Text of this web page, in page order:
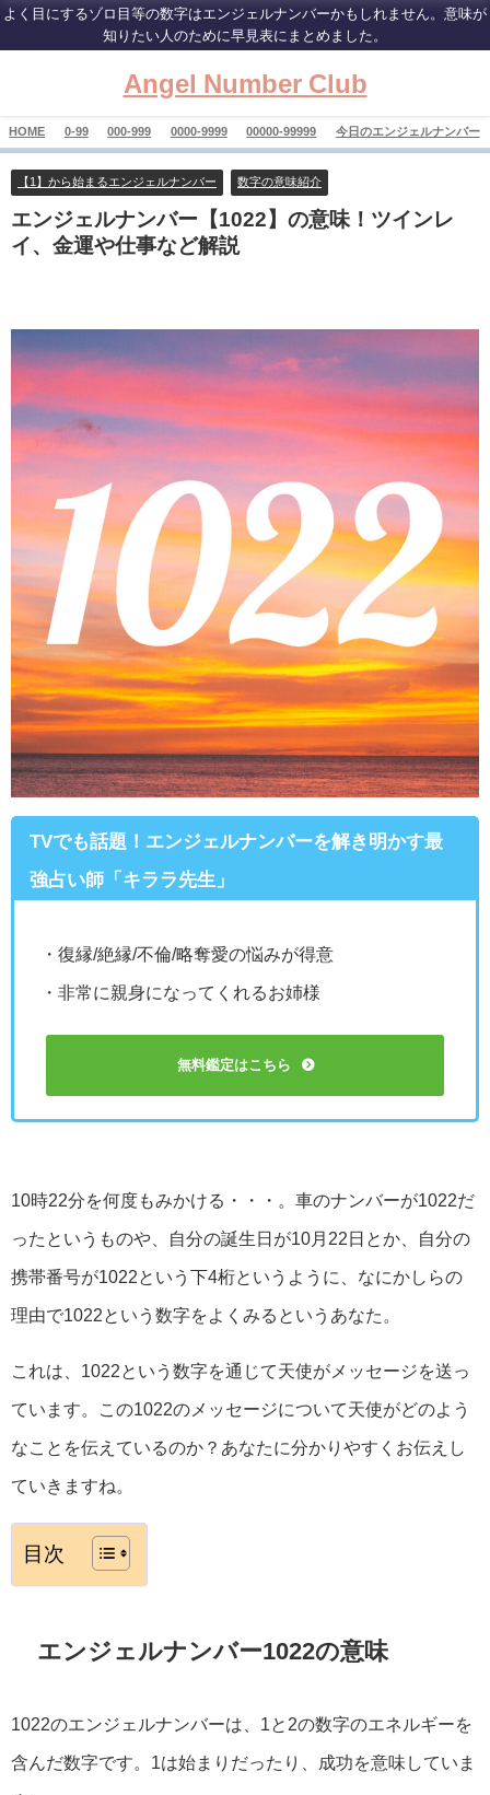
よく目にするゾロ目等の数字はエンジェルナンバーかもしれません。意味が
知りたい人のために早見表にまとめました。
Angel Number Club
HOME 0-99 000-999 0000-9999 00000-99999 今日のエンジェルナンバー
【1】から始まるエンジェルナンバー 数字の意味紹介
エンジェルナンバー【1022】の意味！ツインレ
イ、金運や仕事など解説
TVでも話題！エンジェルナンバーを解き明かす最
強占い師「キララ先生」
・復縁/絶縁/不倫/略奪愛の悩みが得意
・非常に親身になってくれるお姉様
無料鑑定はこちら
10時22分を何度もみかける・・・。車のナンバーが1022だ
ったというものや、自分の誕生日が10月22日とか、自分の
携帯番号が1022という下4桁というように、なにかしらの
理由で1022という数字をよくみるというあなた。
これは、1022という数字を通じて天使がメッセージを送っ
ています。この1022のメッセージについて天使がどのよう
なことを伝えているのか？あなたに分かりやすくお伝えし
ていきますね。
目次
エンジェルナンバー1022の意味
1022のエンジェルナンバーは、1と2の数字のエネルギーを
含んだ数字です。1は始まりだったり、成功を意味していま